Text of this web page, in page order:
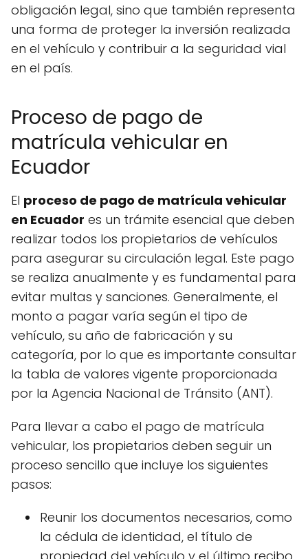
obligación legal, sino que también representa
una forma de proteger la inversión realizada
en el vehículo y contribuir a la seguridad vial
en el país.
Proceso de pago de
matrícula vehicular en
Ecuador
El proceso de pago de matrícula vehicular
en Ecuador es un trámite esencial que deben
realizar todos los propietarios de vehículos
para asegurar su circulación legal. Este pago
se realiza anualmente y es fundamental para
evitar multas y sanciones. Generalmente, el
monto a pagar varía según el tipo de
vehículo, su año de fabricación y su
categoría, por lo que es importante consultar
la tabla de valores vigente proporcionada
por la Agencia Nacional de Tránsito (ANT).
Para llevar a cabo el pago de matrícula
vehicular, los propietarios deben seguir un
proceso sencillo que incluye los siguientes
pasos:
Reunir los documentos necesarios, como
la cédula de identidad, el título de